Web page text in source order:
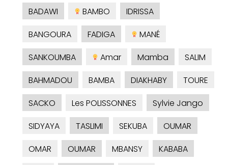
BADAWI
BAMBO
IDRISSA
BANGOURA
FADIGA
MANÉ
SANKOUMBA
Amar Mamba
SALIM
BAHMADOU
BAMBA DIAKHABY
TOURE
SACKO
Les POLISSONNES
Sylvie Jango
SIDYAYA
TASLIMI SEKUBA
OUMAR
OMAR
OUMAR MBANSY
KABABA